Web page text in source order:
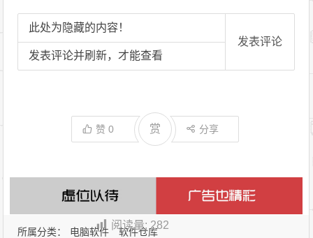
所属分类： 电脑软件 软件仓库
阅读量: 282
此处为隐藏的内容！
发表评论并刷新，才能查看
发表评论
赞0 赏 分享